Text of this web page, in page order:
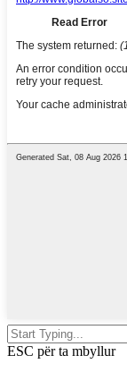
ESC për ta mbyllur